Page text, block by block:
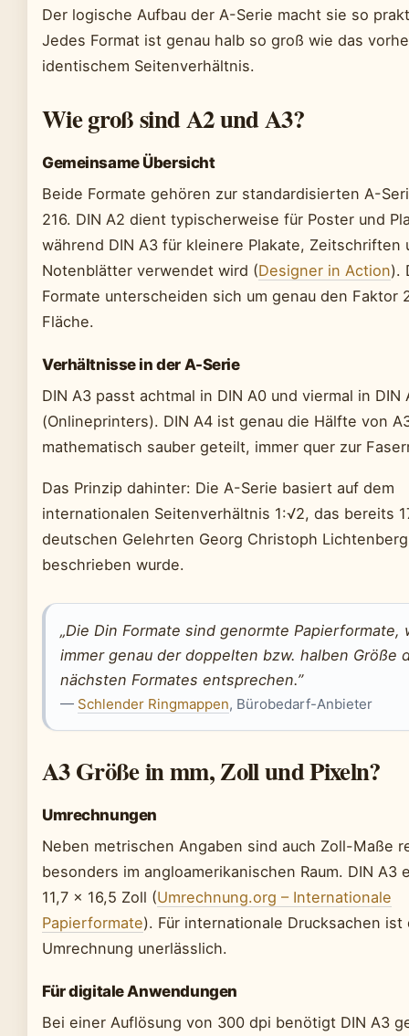
Der logische Aufbau der A-Serie macht sie so
Jedes Format ist genau halb so groß wie das
identischem Seitenverhältnis.
Wie groß sind A2 und A3?
Gemeinsame Übersicht
Beide Formate gehören zur standardisierten A-
216. DIN A2 dient typischerweise für Poster und
während DIN A3 für kleinere Plakate, Zeitschriften
Notenblätter verwendet wird (Designer in Action).
Formate unterscheiden sich um genau den Faktor
Fläche.
Verhältnisse in der A-Serie
DIN A3 passt achtmal in DIN A0 und viermal in DIN
(Onlineprinters). DIN A4 ist genau die Hälfte von
mathematisch sauber geteilt, immer quer zur
Das Prinzip dahinter: Die A-Serie basiert auf dem
internationalen Seitenverhältnis 1:√2, das bereits
deutschen Gelehrten Georg Christoph Lichtenberg
beschrieben wurde.
„Die Din Formate sind genormte Papierformate,
immer genau der doppelten bzw. halben Größe
nächsten Formates entsprechen.”
— Schlender Ringmappen, Bürobedarf-Anbieter
A3 Größe in mm, Zoll und Pixeln?
Umrechnungen
Neben metrischen Angaben sind auch Zoll-Maße
besonders im angloamerikanischen Raum. DIN A3
11,7 × 16,5 Zoll (Umrechnung.org – Internationale
Papierformate). Für internationale Drucksachen ist
Umrechnung unerlässlich.
Für digitale Anwendungen
Bei einer Auflösung von 300 dpi benötigt DIN A3